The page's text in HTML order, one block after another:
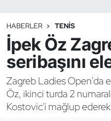
HABERLER TENIS
İpek Öz
seribaşını
Zagreb Ladies Open'da
Öz, ikinci turda 2
Kostovic'i mağlup
Binicilik
Bisiklet
Bocce Bowling Dart